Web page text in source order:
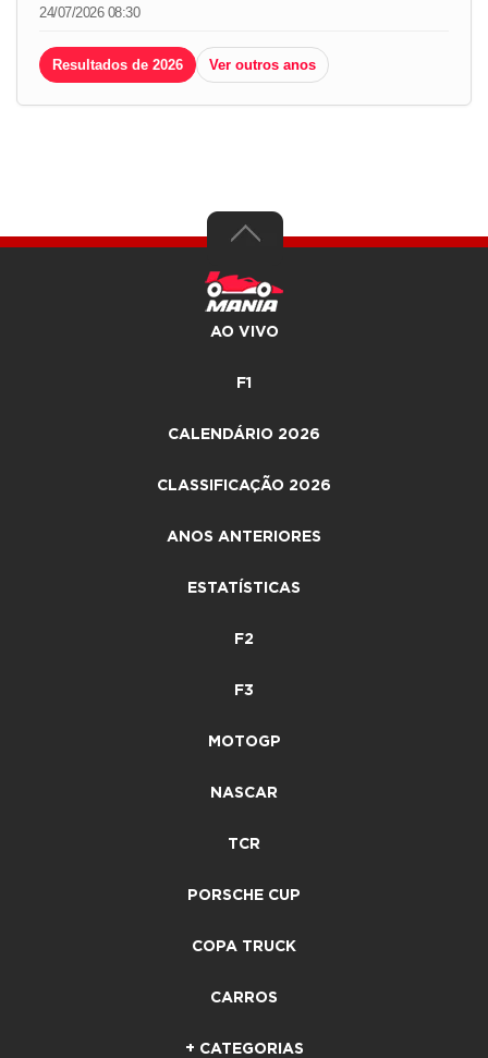
24/07/2026 08:30
Resultados de 2026 Ver outros anos
AO VIVO
F1
CALENDÁRIO 2026
CLASSIFICAÇÃO 2026
ANOS ANTERIORES
ESTATÍSTICAS
F2
F3
MOTOGP
NASCAR
TCR
PORSCHE CUP
COPA TRUCK
CARROS
+ CATEGORIAS